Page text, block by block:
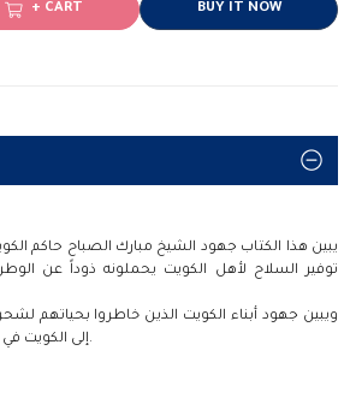
+ CART BUY IT NOW
توفير السلاح لأهل الكويت يحملونه ذوداً عن
ويبين جهود أبناء الكويت الذين خاطروا بحياتهم
إلى الكويت في ظروف بالغة الصعوبة آنذاك.